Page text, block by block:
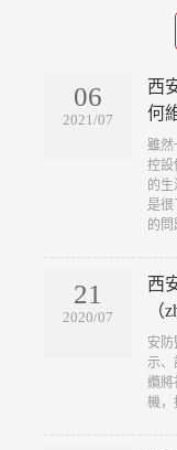
06
2021/07
西
何
雖然
控設
的
是很
的問
21
2020/07
西
（
安
示
纜將
機，